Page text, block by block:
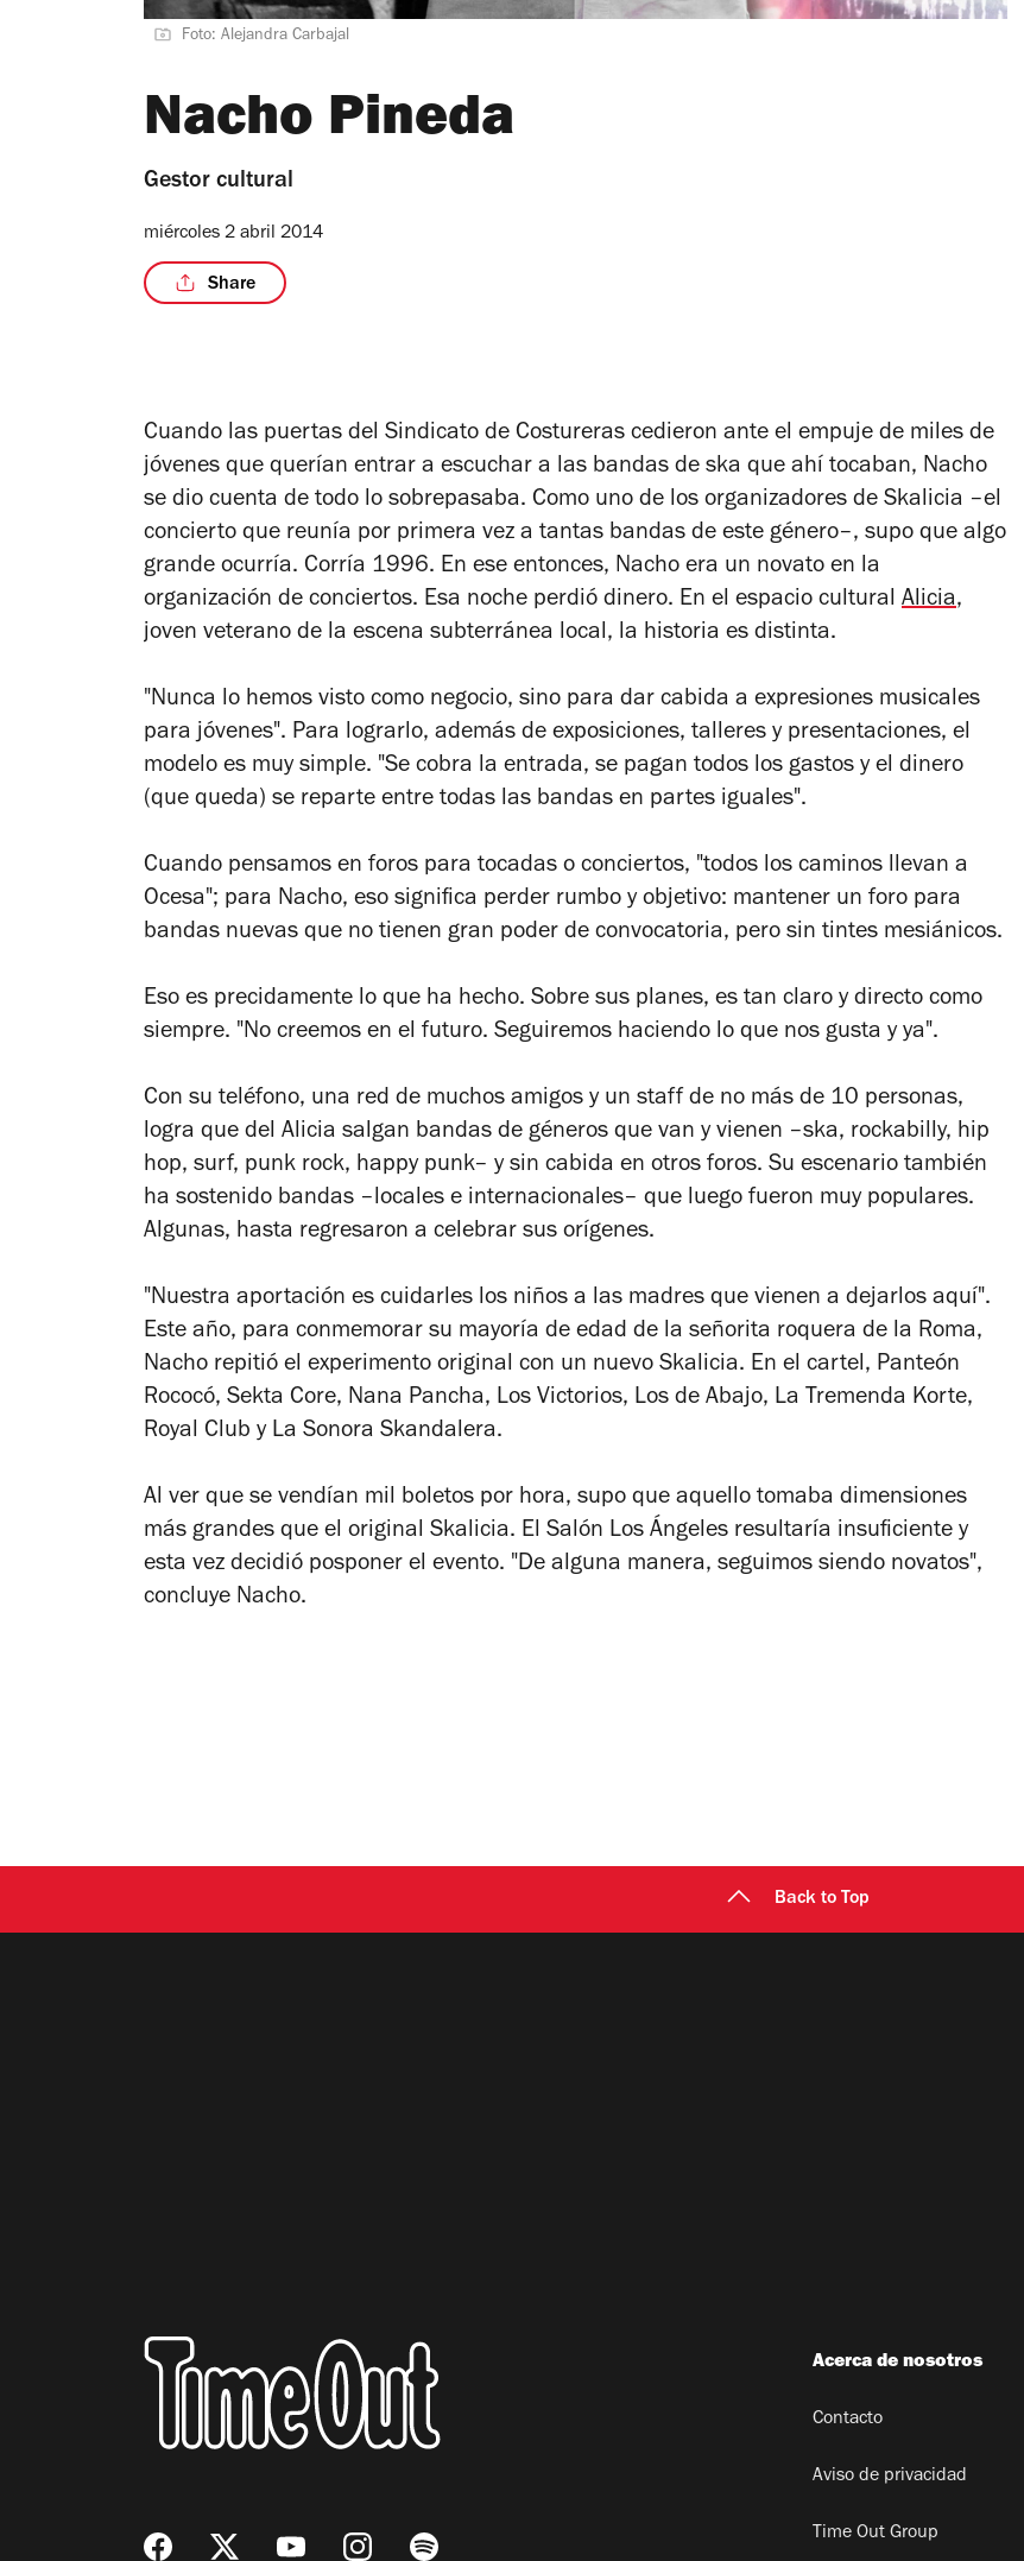
Foto: Alejandra Carbajal
Nacho Pineda
Gestor cultural
miércoles 2 abril 2014
Share
Cuando las puertas del Sindicato de Costureras cedieron ante el empuje de miles de
jóvenes que querían entrar a escuchar a las bandas de ska que ahí tocaban, Nacho
se dio cuenta de todo lo sobrepasaba. Como uno de los organizadores de Skalicia –el
concierto que reunía por primera vez a tantas bandas de este género–, supo que algo
grande ocurría. Corría 1996. En ese entonces, Nacho era un novato en la
organización de conciertos. Esa noche perdió dinero. En el espacio cultural Alicia,
joven veterano de la escena subterránea local, la historia es distinta.
"Nunca lo hemos visto como negocio, sino para dar cabida a expresiones musicales
para jóvenes". Para lograrlo, además de exposiciones, talleres y presentaciones, el
modelo es muy simple. "Se cobra la entrada, se pagan todos los gastos y el dinero
(que queda) se reparte entre todas las bandas en partes iguales".
Cuando pensamos en foros para tocadas o conciertos, "todos los caminos llevan a
Ocesa"; para Nacho, eso significa perder rumbo y objetivo: mantener un foro para
bandas nuevas que no tienen gran poder de convocatoria, pero sin tintes mesiánicos.
Eso es precidamente lo que ha hecho. Sobre sus planes, es tan claro y directo como
siempre. "No creemos en el futuro. Seguiremos haciendo lo que nos gusta y ya".
Con su teléfono, una red de muchos amigos y un staff de no más de 10 personas,
logra que del Alicia salgan bandas de géneros que van y vienen –ska, rockabilly, hip
hop, surf, punk rock, happy punk– y sin cabida en otros foros. Su escenario también
ha sostenido bandas –locales e internacionales– que luego fueron muy populares.
Algunas, hasta regresaron a celebrar sus orígenes.
"Nuestra aportación es cuidarles los niños a las madres que vienen a dejarlos aquí".
Este año, para conmemorar su mayoría de edad de la señorita roquera de la Roma,
Nacho repitió el experimento original con un nuevo Skalicia. En el cartel, Panteón
Rococó, Sekta Core, Nana Pancha, Los Victorios, Los de Abajo, La Tremenda Korte,
Royal Club y La Sonora Skandalera.
Al ver que se vendían mil boletos por hora, supo que aquello tomaba dimensiones
más grandes que el original Skalicia. El Salón Los Ángeles resultaría insuficiente y
esta vez decidió posponer el evento. "De alguna manera, seguimos siendo novatos",
concluye Nacho.
Back to Top
Acerca de nosotros
Contacto
Aviso de privacidad
Time Out Group